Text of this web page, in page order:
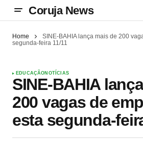
Coruja News
Home
SINE-BAHIA lança mais de 200
segunda-feira 11/11
EDUCAÇÃONOTÍCIAS
SINE-BAHIA
200 vagas de
esta segunda-